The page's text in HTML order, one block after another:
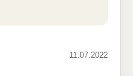
11.07.2022